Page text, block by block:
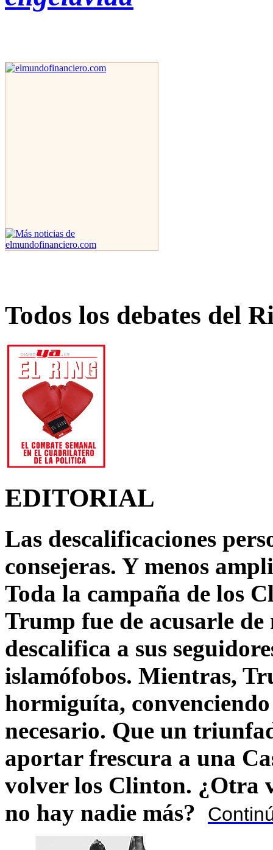
Todos los debates del
EDITORIAL
Las descalificaciones
consejeras. Y menos
Toda la campaña de los
Trump fue de acusarle
descalifica a sus
islamófobos. Mientras,
hormiguíta,
necesario. Que un
aportar frescura a una
volver los Clinton. ¿Otra
no hay nadie más?